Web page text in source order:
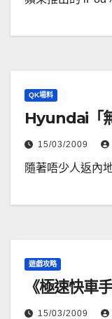
QK場料
Hyundai「
15/03/2009
隨著唔少人返內
遊戲攻略
《極速快車
15/03/2009